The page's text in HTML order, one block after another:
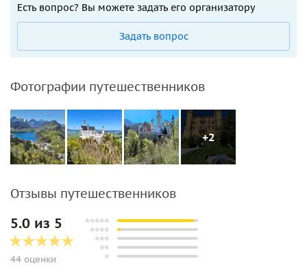
Есть вопрос? Вы можете задать его организатору
Задать вопрос
Фотографии путешественников
+2
Отзывы путешественников
5.0 из 5
44 оценки